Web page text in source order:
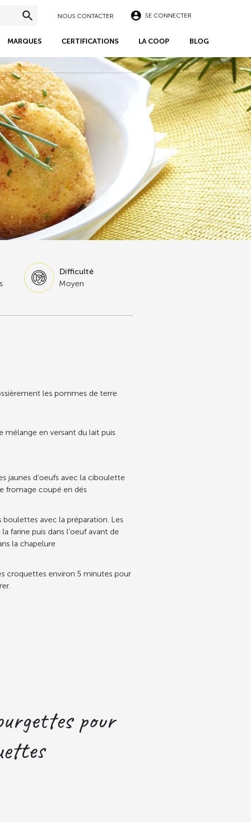
NOUS CONTACTER SE CONNECTER
MARQUES CERTIFICATIONS LA COOP BLOG
Difficulté
Moyen
les pommes de terre
mélange en versant du lait puis
jaunes d’oeufs avec la ciboulette
fromage coupé en dés
boulettes avec la préparation. Les
farine puis dans l’oeuf avant de
la chapelure
croquettes environ 5 minutes pour
pour